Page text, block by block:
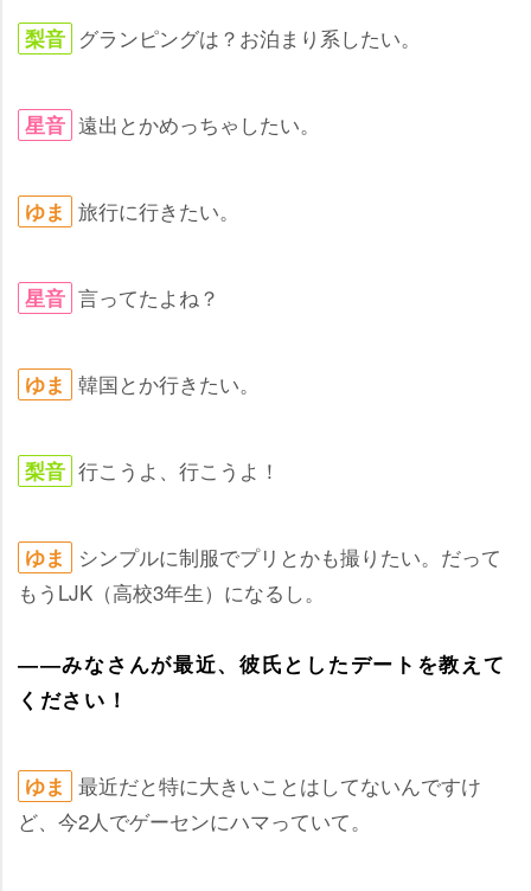
梨音 グランピングは？お泊まり系したい。
星音 遠出とかめっちゃしたい。
ゆま 旅行に行きたい。
星音 言ってたよね？
ゆま 韓国とか行きたい。
梨音 行こうよ、行こうよ！
ゆま
シンプルに制服でプリとかも撮りたい。だって
もうLJK（高校3年生）になるし。
――みなさんが最近、彼氏としたデートを教えて
ください！
ゆま 最近だと特に大きいことはしてないんですけ
ど、今2人でゲーセンにハマっていて。